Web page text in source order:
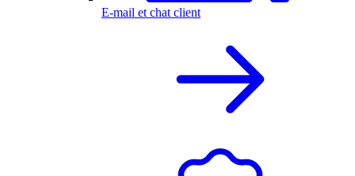
E-mail et chat client